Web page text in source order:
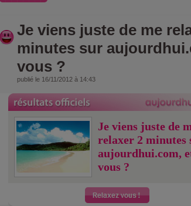
Je viens juste de me
minutes sur
vous ?
publié le 16/11/2012 à 14:43
Je viens juste de
relaxer 2 minutes
aujourdhui.com,
vous ?